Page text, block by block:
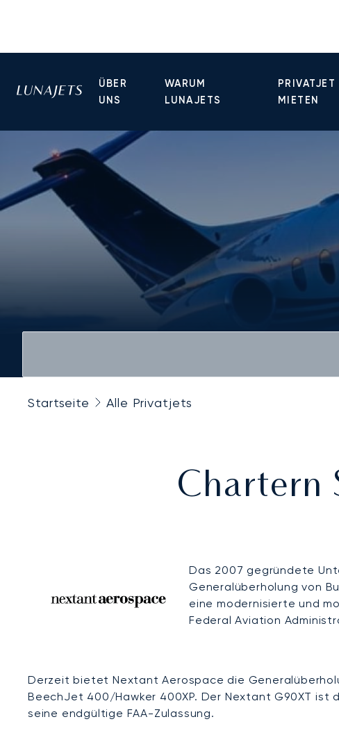
ÜBER
UNS
WARUM
LUNAJETS
PRIVATJET
MIETEN
Startseite Alle Privatjets
Chartern
Das 2007 gegründete
Generalüberholung von
eine modernisierte und
Federal Aviation
Derzeit bietet Nextant Aerospace die
BeechJet 400/Hawker 400XP. Der Nextant G90XT ist
seine endgültige FAA-Zulassung.